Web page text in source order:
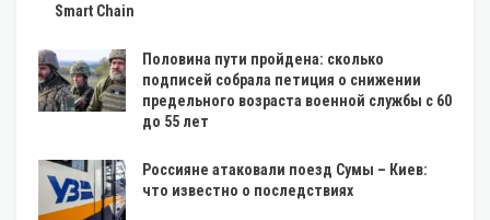
Smart Chain
Половина пути пройдена: сколько
подписей собрала петиция о снижении
предельного возраста военной службы с 60
до 55 лет
Россияне атаковали поезд Сумы – Киев:
что известно о последствиях